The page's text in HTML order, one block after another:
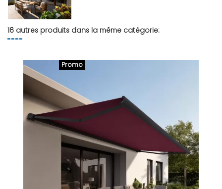
16 autres produits dans la même catégorie:
Promo